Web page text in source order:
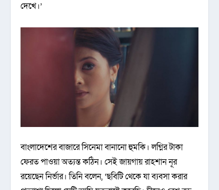
দেখে।’
বাংলাদেশের বাজারে সিনেমা বানানো হুমকি। লগ্নির টাকা
ফেরত পাওয়া অত্যন্ত কঠিন। সেই জায়গায় রাহশান নূর
রয়েছেন নির্ভার। তিনি বলেন, ‘ছবিটি থেকে যা ব্যবসা করার